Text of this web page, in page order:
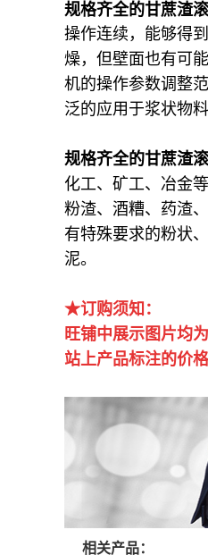
规格齐全的甘蔗渣
操作连续，能够得
燥，但壁面也有可
机的操作参数调整
泛的应用于浆状物
规格齐全的甘蔗渣
化工、矿工、冶金
粉渣、酒糟、药渣
有特殊要求的粉状
泥。
★订购须知：
旺铺中展示图片均
站上产品标注的价
相关产品：